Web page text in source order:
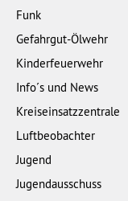
Funk
Gefahrgut-Ölwehr
Kinderfeuerwehr
Info´s und News
Kreiseinsatzzentrale
Luftbeobachter
Jugend
Jugendausschuss